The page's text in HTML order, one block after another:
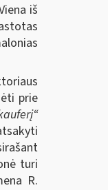
iš
prie
turi
R.